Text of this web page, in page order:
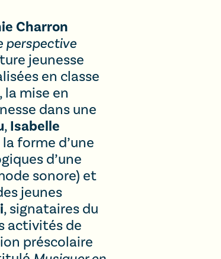
Charron
perspective
jeunesse
en classe
mise en
dans une
, Isabelle
forme d’une
d’une
sonore) et
jeunes
, signataires du
activités de
préscolaire